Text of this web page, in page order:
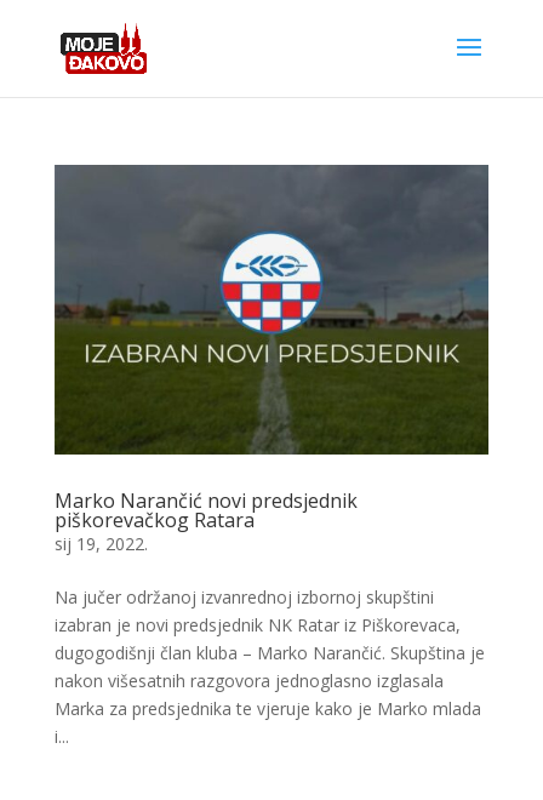
Marko Narančić novi predsjednik
piškorevačkog Ratara
sij 19, 2022.
Na jučer održanoj izvanrednoj izbornoj skupštini
izabran je novi predsjednik NK Ratar iz Piškorevaca,
dugogodišnji član kluba – Marko Narančić. Skupština je
nakon višesatnih razgovora jednoglasno izglasala
Marka za predsjednika te vjeruje kako je Marko mlada
i...